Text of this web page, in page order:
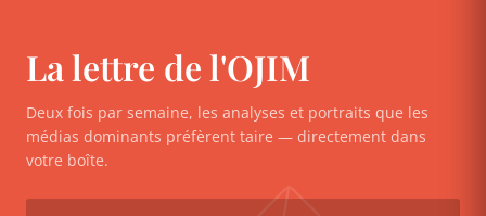
La lettre de l'OJIM
Deux fois par semaine, les analyses et portraits que les
médias dominants préfèrent taire — directement dans
votre boîte.